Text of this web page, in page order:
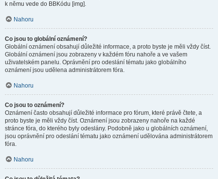
k němu vede do BBKódu [img].
Nahoru
Co jsou to globální oznámení?
Globální oznámení obsahují důležité informace, a proto byste je měli vždy číst.
Globální oznámení jsou zobrazeny v každém fóru nahoře a ve vašem
uživatelském panelu. Oprávnění pro odeslání tématu jako globálního
oznámení jsou udělena administrátorem fóra.
Nahoru
Co jsou to oznámení?
Oznámení často obsahují důležité informace pro fórum, které právě čtete, a
proto byste je měli vždy číst. Oznámení jsou zobrazeny nahoře na každé
stránce fóra, do kterého byly odeslány. Podobně jako u globálních oznámení,
jsou oprávnění pro odeslání tématu jako oznámení udělována administrátorem
fóra.
Nahoru